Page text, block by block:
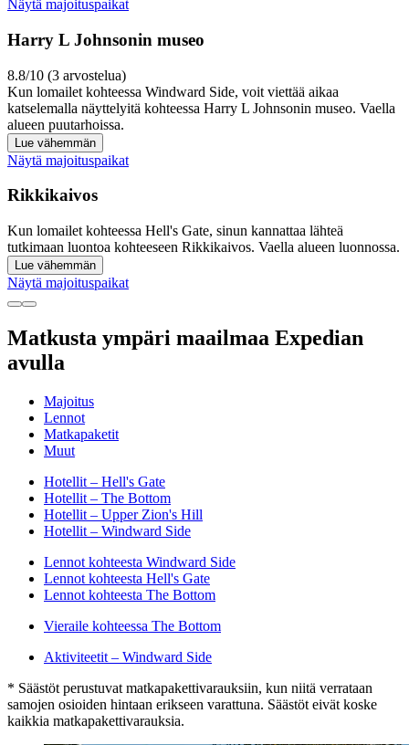
Näytä majoituspaikat
Harry L Johnsonin museo
8.8/10 (3 arvostelua)
Kun lomailet kohteessa Windward Side, voit viettää aikaa
katselemalla näyttelyitä kohteessa Harry L Johnsonin museo. Vaella
alueen puutarhoissa.
Lue vähemmän
Näytä majoituspaikat
Rikkikaivos
Kun lomailet kohteessa Hell's Gate, sinun kannattaa lähteä
tutkimaan luontoa kohteeseen Rikkikaivos. Vaella alueen luonnossa.
Lue vähemmän
Näytä majoituspaikat
Matkusta ympäri maailmaa Expedian
avulla
Majoitus
Lennot
Matkapaketit
Muut
Hotellit – Hell's Gate
Hotellit – The Bottom
Hotellit – Upper Zion's Hill
Hotellit – Windward Side
Lennot kohteesta Windward Side
Lennot kohteesta Hell's Gate
Lennot kohteesta The Bottom
Vieraile kohteessa The Bottom
Aktiviteetit – Windward Side
* Säästöt perustuvat matkapakettivarauksiin, kun niitä verrataan
samojen osioiden hintaan erikseen varattuna. Säästöt eivät koske
kaikkia matkapakettivarauksia.